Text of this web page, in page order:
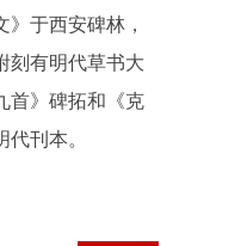
于西安碑林，
刻有明代草书大
首》碑拓和《克
刊本。